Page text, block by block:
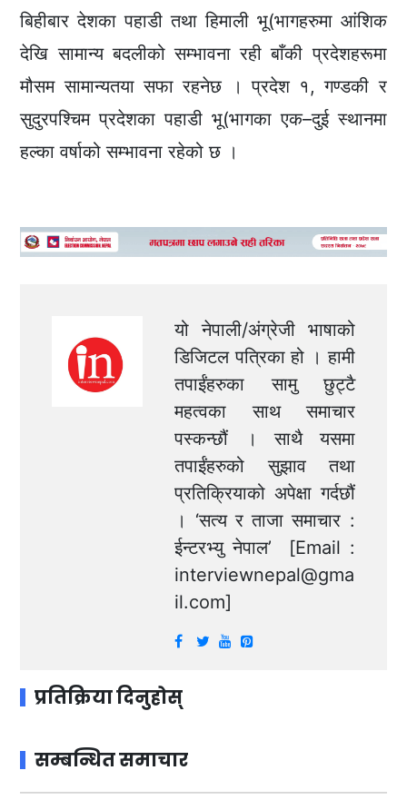
बिहीबार देशका पहाडी तथा हिमाली भू(भागहरुमा आंशिक
देखि सामान्य बदलीको सम्भावना रही बाँकी प्रदेशहरूमा
मौसम सामान्यतया सफा रहनेछ । प्रदेश १, गण्डकी र
सुदुरपश्चिम प्रदेशका पहाडी भू(भागका एक–दुई स्थानमा
हल्का वर्षाको सम्भावना रहेको छ ।
यो नेपाली/अंग्रेजी भाषाको
डिजिटल पत्रिका हो । हामी
तपाईंहरुका सामु छुट्टै
महत्वका साथ समाचार
पस्कन्छौं । साथै यसमा
तपाईंहरुको सुझाव तथा
प्रतिक्रियाको अपेक्षा गर्दछौं
। ‘सत्य र ताजा समाचार :
ईन्टरभ्यु नेपाल’ [Email :
interviewnepal@gma
il.com]
प्रतिक्रिया दिनुहोस्
सम्बन्धित समाचार